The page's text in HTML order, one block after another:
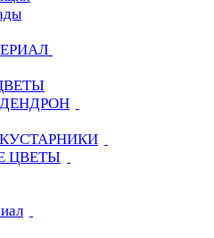
ЦВЕТЫ